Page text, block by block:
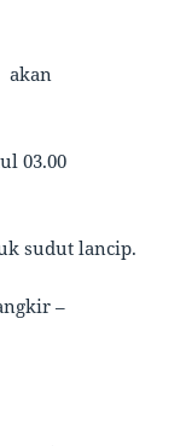
akan
03.00
sudut lancip.
–